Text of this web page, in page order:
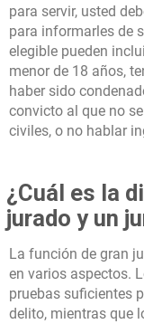
para servir, usted
para informarles de
elegible pueden
menor de 18 años,
haber sido
convicto al que no
civiles, o no hablar
¿Cuál es la
jurado y un
La función de gran
en varios aspectos.
pruebas suficientes
delito, mientras que